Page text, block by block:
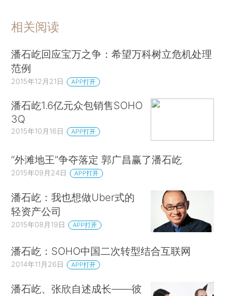
相关阅读
潘石屹回应宝万之争：希望万科树立危机处理
范例
2015年12月21日 APP打开
潘石屹1.6亿元众包销售SOHO
3Q
2015年10月16日 APP打开
“外滩地王”争夺落定 郭广昌赢了潘石屹
2015年09月24日 APP打开
潘石屹：我也想做Uber式的
轻资产公司
2015年08月19日 APP打开
潘石屹：SOHO中国二次转型结合互联网
2014年11月26日 APP打开
潘石屹、张欣自述成长——彼